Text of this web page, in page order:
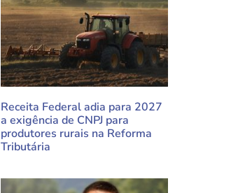
Receita Federal adia para 2027
a exigência de CNPJ para
produtores rurais na Reforma
Tributária